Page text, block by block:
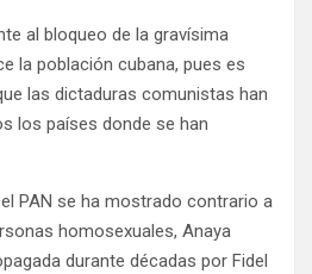
al bloqueo de la gravísima
la población cubana, pues es
las dictaduras comunistas han
los países donde se han
PAN se ha mostrado contrario a
homosexuales, Anaya
durante décadas por Fidel